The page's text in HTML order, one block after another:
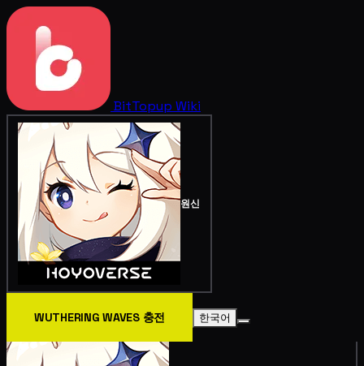
BitTopup Wiki
원신
WUTHERING WAVES 충전 한국어